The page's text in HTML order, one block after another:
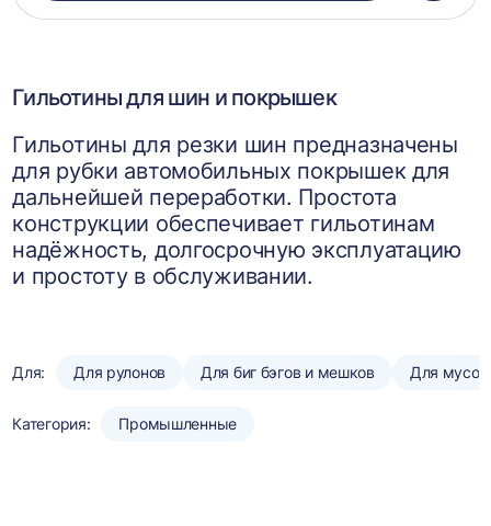
Гильотины для шин и покрышек
Гильотины для резки шин предназначены
для рубки автомобильных покрышек для
дальнейшей переработки. Простота
конструкции обеспечивает гильотинам
надёжность, долгосрочную эксплуатацию
и простоту в обслуживании.
Для: Для рулонов Для биг бэгов и мешков Для
Категория: Промышленные